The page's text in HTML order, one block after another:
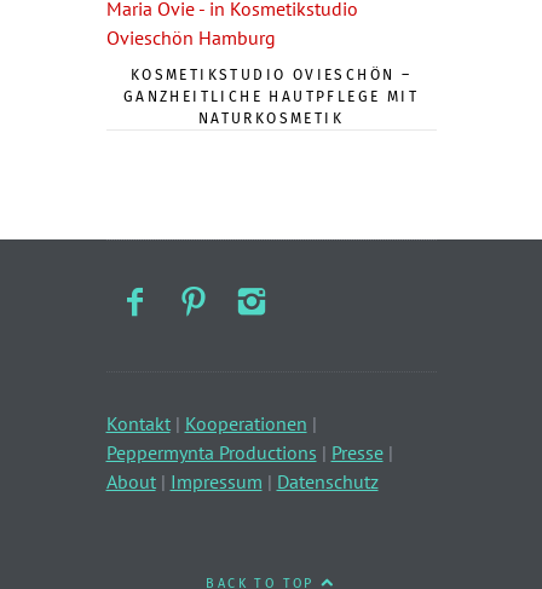
KOSMETIKSTUDIO OVIESCHÖN –
GANZHEITLICHE HAUTPFLEGE MIT
NATURKOSMETIK
Kontakt| Kooperationen |
Peppermynta Productions | Presse|
About| Impressum | Datenschutz
BACK TO TOP